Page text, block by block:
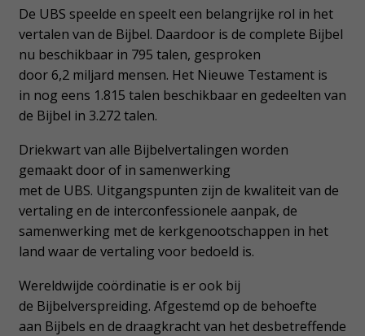
De UBS speelde en speelt een belangrijke rol in het
vertalen van de Bijbel. Daardoor is de complete Bijbel
nu beschikbaar in 795 talen, gesproken
door 6,2 miljard mensen. Het Nieuwe Testament is
in nog eens 1.815 talen beschikbaar en gedeelten van
de Bijbel in 3.272 talen.
Driekwart van alle Bijbelvertalingen worden
gemaakt door of in samenwerking
met de UBS. Uitgangspunten zijn de kwaliteit van de
vertaling en de interconfessionele aanpak, de
samenwerking met de kerkgenootschappen in het
land waar de vertaling voor bedoeld is.
Wereldwijde coördinatie is er ook bij
de Bijbelverspreiding. Afgestemd op de behoefte
aan Bijbels en de draagkracht van het desbetreffende